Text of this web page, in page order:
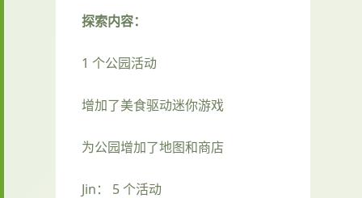
探索内容：
1 个公园活动
增加了美食驱动迷你游戏
为公园增加了地图和商店
Jin： 5 个活动